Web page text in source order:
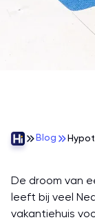
Blog
De droom van
leeft bij veel
vakantiehuis